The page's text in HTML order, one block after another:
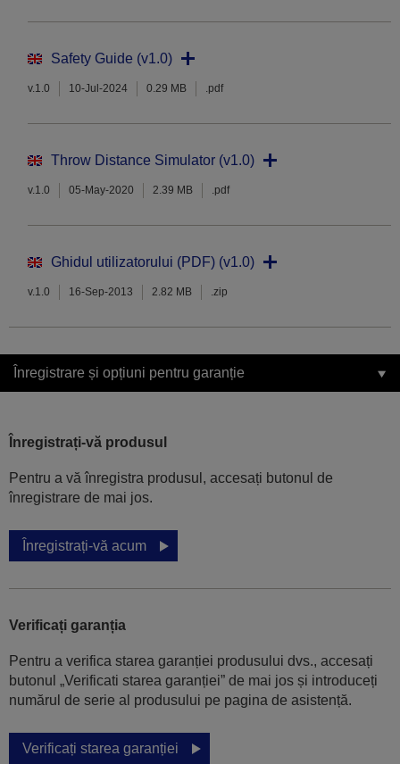
Safety Guide (v1.0)
v.1.0 10-Jul-2024 0.29 MB .pdf
Throw Distance Simulator (v1.0)
v.1.0 05-May-2020 2.39 MB .pdf
Ghidul utilizatorului (PDF) (v1.0)
v.1.0 16-Sep-2013 2.82 MB .zip
Înregistrare și opțiuni pentru garanție
Înregistrați-vă produsul
Pentru a vă înregistra produsul, accesați butonul de
înregistrare de mai jos.
Înregistrați-vă acum
Verificați garanția
Pentru a verifica starea garanției produsului dvs., accesați
butonul „Verificati starea garanției” de mai jos și introduceți
numărul de serie al produsului pe pagina de asistență.
Verificați starea garanției